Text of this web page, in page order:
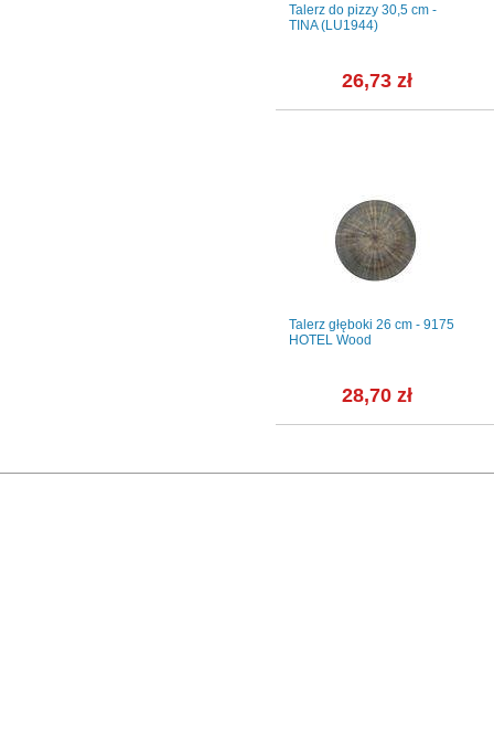
Talerz do pizzy 30,5 cm -
TINA (LU1944)
26,73 zł
Talerz głęboki 26 cm - 9175
HOTEL Wood
28,70 zł